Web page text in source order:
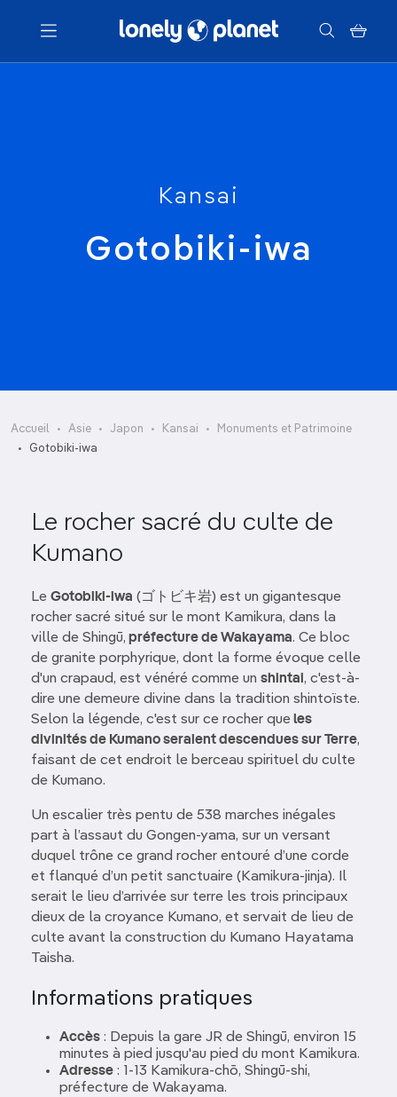
Menu
Kansai
Gotobiki-iwa
Accueil Asie Japon Kansai
Monuments et Patrimoine
Gotobiki-iwa
Le rocher sacré du culte de
Kumano
Le Gotobiki-iwa (ゴトビキ岩) est un gigantesque
rocher sacré situé sur le mont Kamikura, dans la
ville de Shingū, préfecture de Wakayama. Ce bloc
de granite porphyrique, dont la forme évoque celle
d'un crapaud, est vénéré comme un shintai , c'est-à-
dire une demeure divine dans la tradition shintoïste.
Selon la légende, c'est sur ce rocher queles
divinités de Kumano seraient descendues sur Terre,
faisant de cet endroit le berceau spirituel du culte
de Kumano.
Un escalier très pentu de 538 marches inégales
part à l’assaut du Gongen-yama, sur un versant
duquel trône ce grand rocher entouré d’une corde
et flanqué d’un petit sanctuaire (Kamikura-jinja). Il
serait le lieu d’arrivée sur terre les trois principaux
dieux de la croyance Kumano, et servait de lieu de
culte avant la construction du Kumano Hayatama
Taisha.
Informations pratiques
Accès : Depuis la gare JR de Shingū, environ 15
minutes à pied jusqu'au pied du mont Kamikura.
Adresse : 1-13 Kamikura-chō, Shingū-shi,
préfecture de Wakayama.